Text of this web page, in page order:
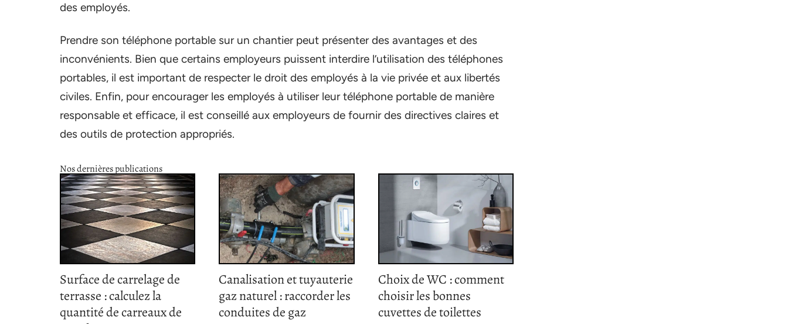
des employés.
Prendre son téléphone portable sur un chantier peut présenter des avantages et des
inconvénients. Bien que certains employeurs puissent interdire l’utilisation des téléphones
portables, il est important de respecter le droit des employés à la vie privée et aux libertés
civiles. Enfin, pour encourager les employés à utiliser leur téléphone portable de manière
responsable et efficace, il est conseillé aux employeurs de fournir des directives claires et
des outils de protection appropriés.
Nos dernières publications
Surface de carrelage de
terrasse : calculez la
quantité de carreaux de
Canalisation et tuyauterie
gaz naturel : raccorder les
conduites de gaz
Choix de WC : comment
choisir les bonnes
cuvettes de toilettes